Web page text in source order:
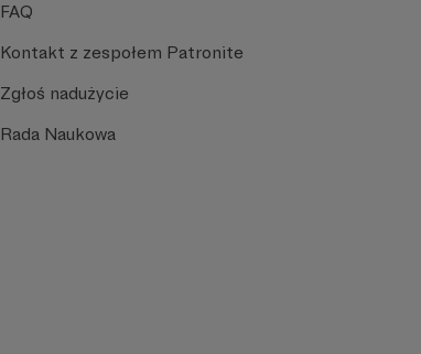
FAQ
Kontakt z zespołem Patronite
Zgłoś nadużycie
Rada Naukowa